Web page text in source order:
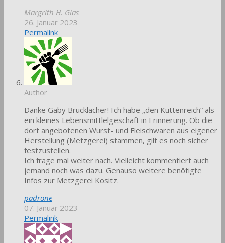
Margrith H. Glas
26. Januar 2023
Permalink
Author
Danke Gaby Brucklacher! Ich habe „den Kuttenreich“ als
ein kleines Lebensmittlelgeschäft in Erinnerung. Ob die
dort angebotenen Wurst- und Fleischwaren aus eigener
Herstellung (Metzgerei) stammen, gilt es noch sicher
festzustellen.
Ich frage mal weiter nach. Vielleicht kommentiert auch
jemand noch was dazu. Genauso weitere benötigte
Infos zur Metzgerei Kositz.
padrone
07. Januar 2023
Permalink